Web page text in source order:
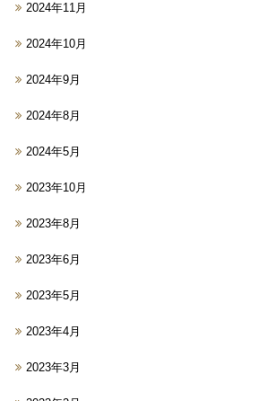
2024年11月
2024年10月
2024年9月
2024年8月
2024年5月
2023年10月
2023年8月
2023年6月
2023年5月
2023年4月
2023年3月